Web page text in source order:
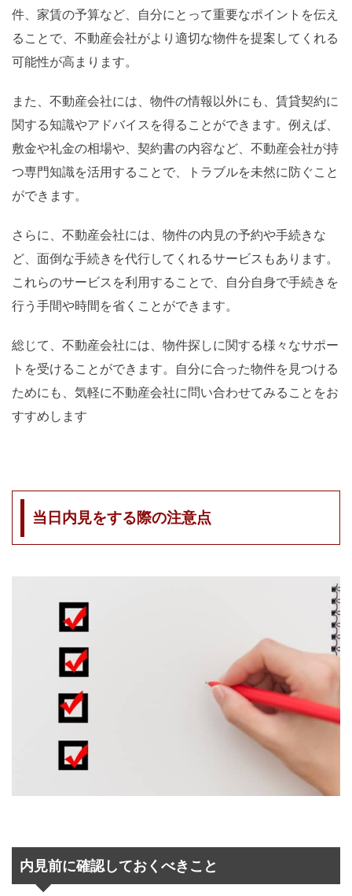
件、家賃の予算など、自分にとって重要なポイントを伝え
ることで、不動産会社がより適切な物件を提案してくれる
可能性が高まります。
また、不動産会社には、物件の情報以外にも、賃貸契約に
関する知識やアドバイスを得ることができます。例えば、
敷金や礼金の相場や、契約書の内容など、不動産会社が持
つ専門知識を活用することで、トラブルを未然に防ぐこと
ができます。
さらに、不動産会社には、物件の内見の予約や手続きな
ど、面倒な手続きを代行してくれるサービスもあります。
これらのサービスを利用することで、自分自身で手続きを
行う手間や時間を省くことができます。
総じて、不動産会社には、物件探しに関する様々なサポー
トを受けることができます。自分に合った物件を見つける
ためにも、気軽に不動産会社に問い合わせてみることをお
すすめします
当日内見をする際の注意点
内見前に確認しておくべきこと